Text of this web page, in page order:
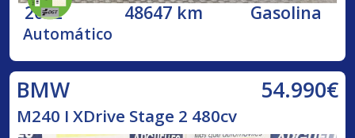
2022 48647 km Gasolina
Automático
BMW 54.990€
M240 I XDrive Stage 2 480cv